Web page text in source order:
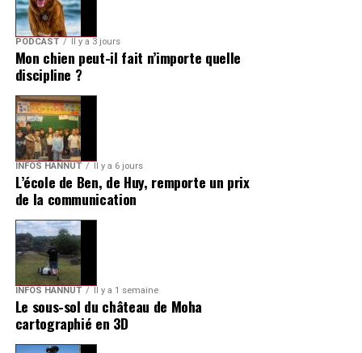
PODCAST Il y a 3 jours
Mon chien peut-il fait n’importe quelle
discipline ?
INFOS HANNUT Il y a 6 jours
L’école de Ben, de Huy, remporte un prix
de la communication
INFOS HANNUT Il y a 1 semaine
Le sous-sol du château de Moha
cartographié en 3D